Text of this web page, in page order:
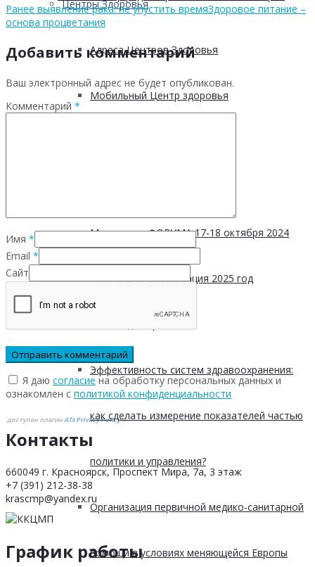
Центры Здоровья
Адреса Центров Здоровья
Мобильный Центр здоровья
Материалы ФОРУМА 17-18 октября 2024
ПМО и Диспансеризация 2025 год
Эффективность систем здравоохранения:
как сделать измерение показателей частью
политики и управления?
Организация первичной медико-санитарной
помощи в условиях меняющейся Европы
Ранее выявление рака: не упустить времяЗдоровое питание –
основа процветания
Добавить комментарий
Ваш электронный адрес не будет опубликован.
Комментарий *
Имя *
Email *
Сайт
Я даю согласие на обработку персональных данных и
ознакомлен с политикой конфиденциальности
доступен плагинATs Privacy Policy©
Контакты
660049 г. Красноярск, Проспект Мира, 7а, 3 этаж
+7 (391) 212-38-38
krascmp@yandex.ru
График работы